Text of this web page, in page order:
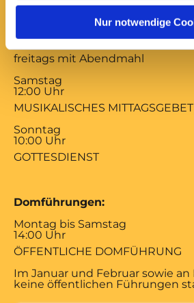
Nur notwendige
17:00 Uhr
mittwochs mit
freitags mit Abendmahl
Samstag
12:00 Uhr
MUSIKALISCHES MITTAGSGEBET
Sonntag
10:00 Uhr
GOTTESDIENST
Domführungen:
Montag bis Samstag
14:00 Uhr
ÖFFENTLICHE DOMFÜHRUNG
Im Januar und Februar sowie
keine öffentlichen Führungen